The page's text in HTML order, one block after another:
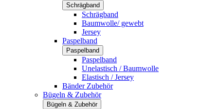
Schrägband
Schrägband
Baumwolle/ gewebt
Jersey
Paspelband
Paspelband
Paspelband
Unelastisch / Baumwolle
Elastisch / Jersey
Bänder Zubehör
Bügeln & Zubehör
Bügeln & Zubehör